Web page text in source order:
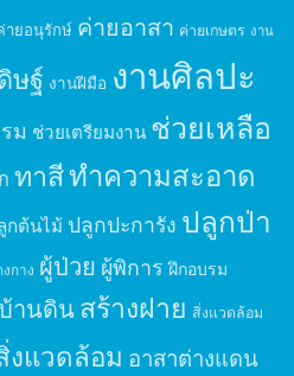
ายอนุรักษ์ ค่ายอาสา ค่ายเกษตร งาน
ษฐ์ งานฝีมือ งานศิลปะ
ม ช่วยเตรียมงาน ช่วยเหลือ
ทาสีทำความสะอาด
กต้นไม้ ปลูกปะการัง ปลูกป่า
กาง ผู้ป่วย ผู้พิการ ฝึกอบรม
านดินสร้างฝาย สิ่งแวดล้อม
งแวดล้อม อาสาต่างแดน